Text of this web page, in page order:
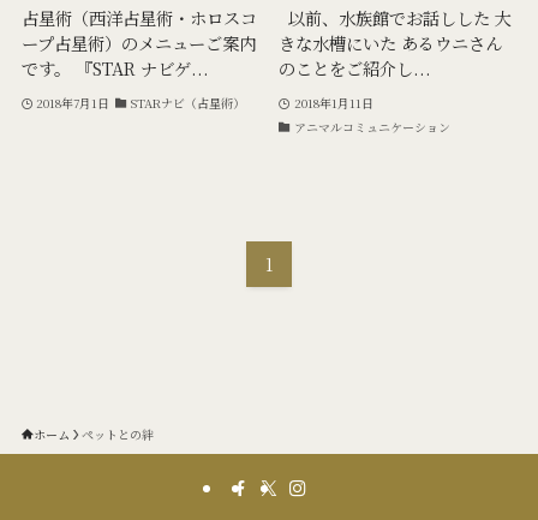
占星術（西洋占星術・ホロスコ
ープ占星術）のメニューご案内
です。 『STAR ナビゲ...
2018年7月1日 STARナビ（占星術）
以前、水族館でお話しした 大
きな水槽にいた あるウニさん
のことをご紹介し...
2018年1月11日
アニマルコミュニケーション
1
ホーム ペットとの絆